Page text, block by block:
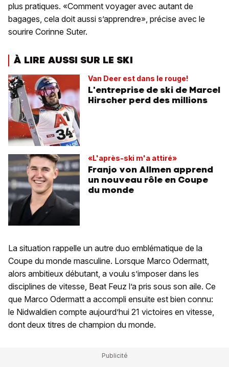
plus pratiques. «Comment voyager avec autant de
bagages, cela doit aussi s’apprendre», précise avec le
sourire Corinne Suter.
À LIRE AUSSI SUR LE SKI
Van Deer est dans le rouge!
L'entreprise de ski de Marcel
Hirscher perd des millions
«L'après-ski m'a attiré»
Franjo von Allmen apprend
un nouveau rôle en Coupe
du monde
La situation rappelle un autre duo emblématique de la
Coupe du monde masculine. Lorsque Marco Odermatt,
alors ambitieux débutant, a voulu s’imposer dans les
disciplines de vitesse, Beat Feuz l’a pris sous son aile. Ce
que Marco Odermatt a accompli ensuite est bien connu:
le Nidwaldien compte aujourd’hui 21 victoires en vitesse,
dont deux titres de champion du monde.